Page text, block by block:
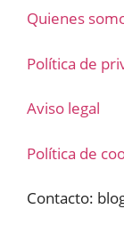
Quienes
Política de
Aviso legal
Política de
Contacto: